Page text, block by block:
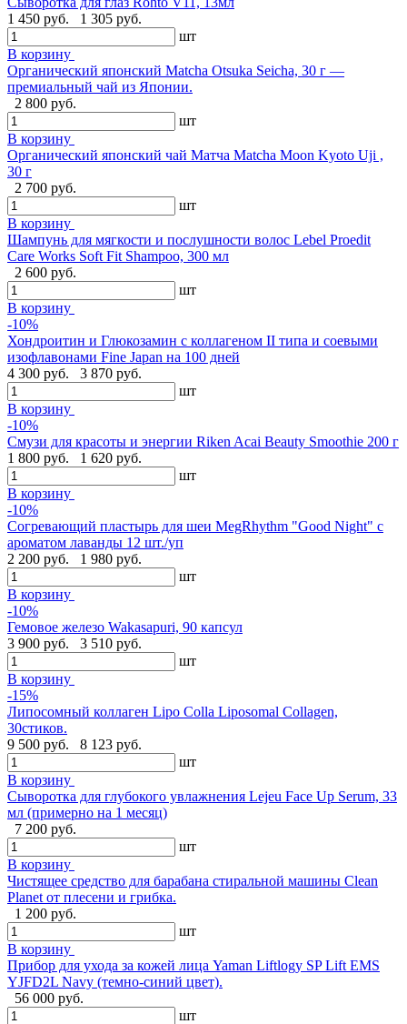
1 450 руб.
1 305 руб.
шт
В корзину
Органический японский Matcha Otsuka Seicha, 30 г —
премиальный чай из Японии.
2 800 руб.
шт
В корзину
Органический японский чай Матча Matcha Moon Kyoto Uji ,
30 г
2 700 руб.
шт
В корзину
Шампунь для мягкости и послушности волос Lebel Proedit
Care Works Soft Fit Shampoo, 300 мл
2 600 руб.
шт
В корзину
-10%
Хондроитин и Глюкозамин с коллагеном II типа и соевыми
изофлавонами Fine Japan на 100 дней
4 300 руб.
3 870 руб.
шт
В корзину
-10%
Смузи для красоты и энергии Riken Acai Beauty Smoothie 200 г
1 800 руб.
1 620 руб.
шт
В корзину
-10%
Согревающий пластырь для шеи MegRhythm "Good Night" с
ароматом лаванды 12 шт./уп
2 200 руб.
1 980 руб.
шт
В корзину
-10%
Гемовое железо Wakasapuri, 90 капсул
3 900 руб.
3 510 руб.
шт
В корзину
-15%
Липосомный коллаген Lipo Colla Liposomal Collagen,
30стиков.
9 500 руб.
8 123 руб.
шт
В корзину
Сыворотка для глубокого увлажнения Lejeu Face Up Serum, 33
мл (примерно на 1 месяц)
7 200 руб.
шт
В корзину
Чистящее средство для барабана стиральной машины Clean
Planet от плесени и грибка.
1 200 руб.
шт
В корзину
Прибор для ухода за кожей лица Yaman Liftlogy SP Lift EMS
YJFD2L Navy (темно-синий цвет).
56 000 руб.
шт